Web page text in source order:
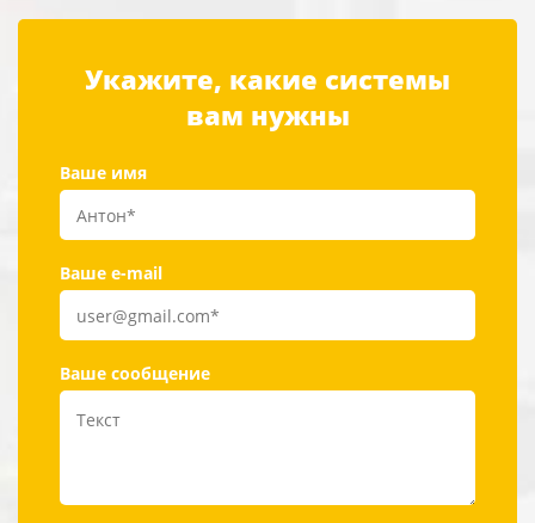
Укажите, какие системы
вам нужны
Ваше имя
Ваше e-mail
Ваше сообщение